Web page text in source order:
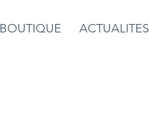
BOUTIQUE ACTUALITES